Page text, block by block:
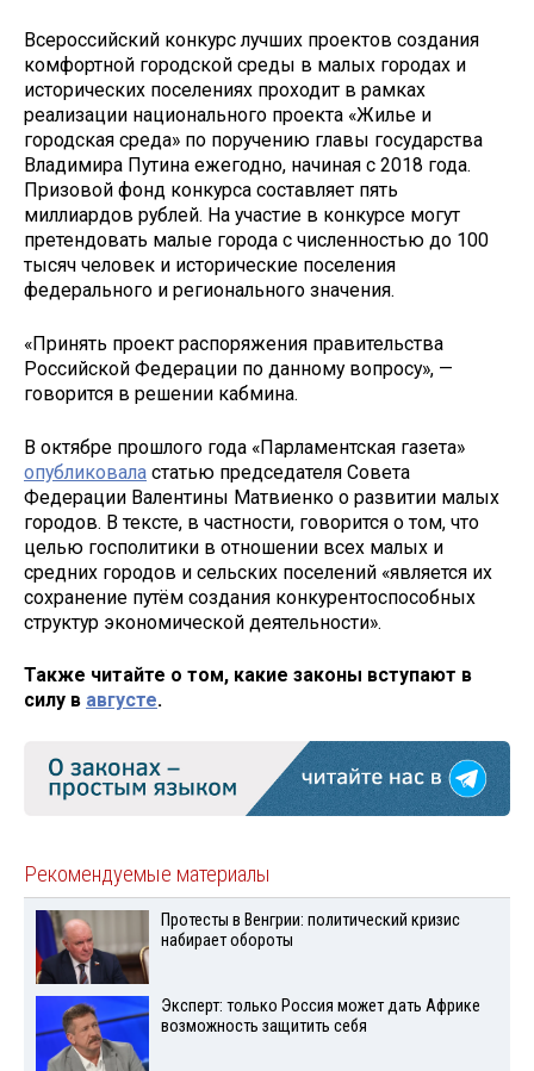
Всероссийский конкурс лучших проектов создания
комфортной городской среды в малых городах и
исторических поселениях проходит в рамках
реализации национального проекта «Жилье и
городская среда» по поручению главы государства
Владимира Путина ежегодно, начиная с 2018 года.
Призовой фонд конкурса составляет пять
миллиардов рублей. На участие в конкурсе могут
претендовать малые города с численностью до 100
тысяч человек и исторические поселения
федерального и регионального значения.
«Принять проект распоряжения правительства
Российской Федерации по данному вопросу», —
говорится в решении кабмина.
В октябре прошлого года «Парламентская газета»
опубликовала статью председателя Совета
Федерации Валентины Матвиенко о развитии малых
городов. В тексте, в частности, говорится о том, что
целью госполитики в отношении всех малых и
средних городов и сельских поселений «является их
сохранение путём создания конкурентоспособных
структур экономической деятельности».
Также читайте о том, какие законы вступают в
силу в августе.
Рекомендуемые материалы
Протесты в Венгрии: политический кризис
набирает обороты
Эксперт: только Россия может дать Африке
возможность защитить себя